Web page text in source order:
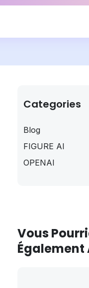
Categories
Blog
FIGURE AI
OPENAI
Vous
Également